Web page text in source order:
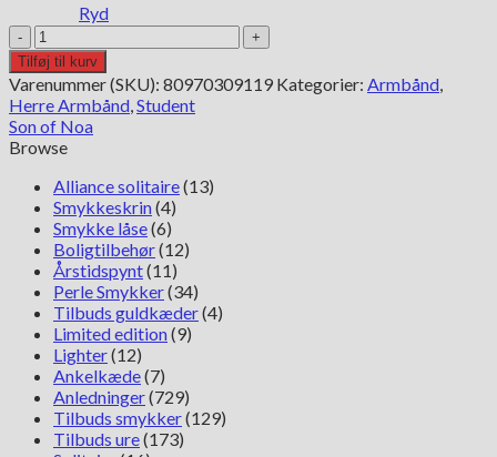
Ryd
Son
of
Noa
sort
flettet
kalveskinds
armbånd
809703091
antal
Tilføj til kurv
Varenummer (SKU): 80970309119 Kategorier: Armbånd,
Herre Armbånd,Student
Son of Noa
Browse
Alliance solitaire(13)
Smykkeskrin(4)
Smykke låse(6)
Boligtilbehør(12)
Årstidspynt(11)
Perle Smykker(34)
Tilbuds guldkæder(4)
Limited edition(9)
Lighter(12)
Ankelkæde(7)
Anledninger(729)
Tilbuds smykker(129)
Tilbuds ure(173)